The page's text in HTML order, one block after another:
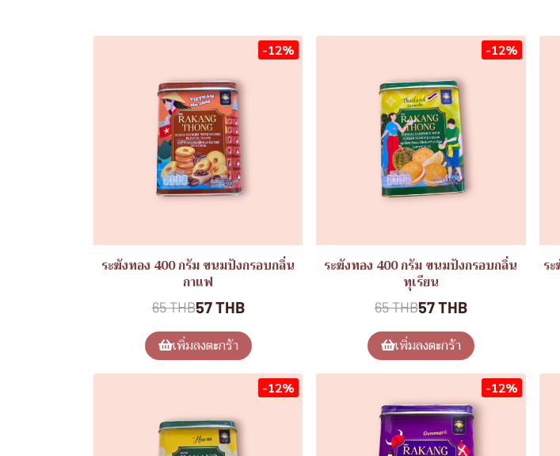
-12%
ระฆังทอง 400 กรัม ขนมปังกรอบกลิ่น
กาแฟ
65 THB57 THB
เพิ่มลงตะกร้า
-12%
ระฆังทอง 400 กรัม ขนมปังกรอบกลิ่น
ทุเรียน
65 THB57 THB
เพิ่มลงตะกร้า
ร
-12% -12%